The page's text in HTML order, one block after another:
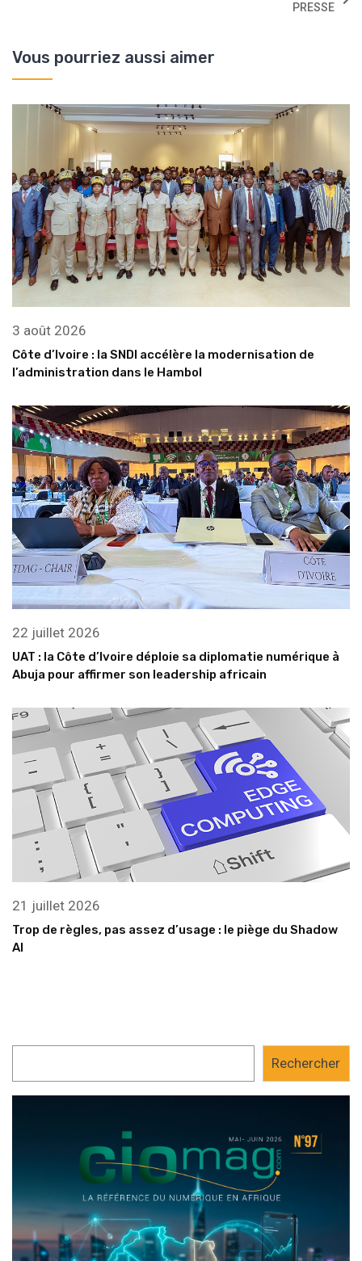
PRESSE
Vous pourriez aussi aimer
3 août 2026
Côte d’Ivoire : la SNDI accélère la modernisation de
l’administration dans le Hambol
22 juillet 2026
UAT : la Côte d’Ivoire déploie sa diplomatie numérique à
Abuja pour affirmer son leadership africain
21 juillet 2026
Trop de règles, pas assez d’usage : le piège du Shadow
AI
Rechercher